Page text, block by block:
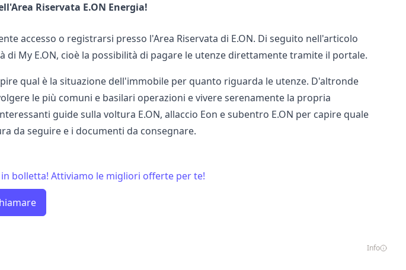
Riservata E.ON Energia!
accesso o registrarsi presso l'Area Riservata di E.ON. Di seguito nell'articolo
My E.ON, cioè la possibilità di pagare le utenze direttamente tramite il portale.
qual è la situazione dell'immobile per quanto riguarda le utenze. D'altronde
le più comuni e basilari operazioni e vivere serenamente la propria
guide sulla voltura E.ON, allaccio Eon esubentro E.ON per capire quale
da seguire e i documenti da consegnare.
bolletta! Attiviamo le migliori offerte per te!
Info